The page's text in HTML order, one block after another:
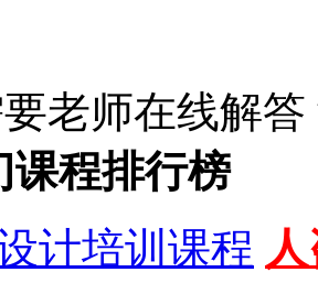
老师在线解答
课程排行榜
计培训课程